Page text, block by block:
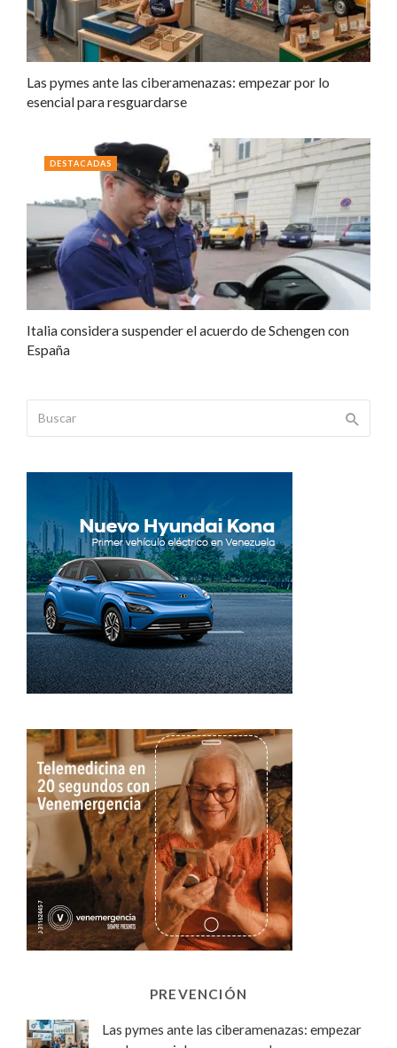
Las pymes ante las ciberamenazas: empezar por lo
esencial para resguardarse
Italia considera suspender el acuerdo de Schengen con
España
DESTACADAS
PREVENCIÓN
Las pymes ante las ciberamenazas: empezar